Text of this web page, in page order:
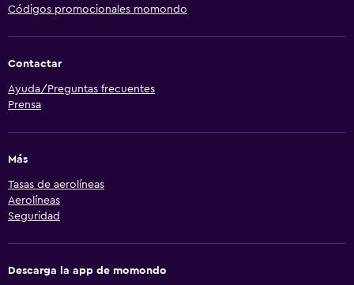
Códigos promocionales momondo
Contactar
Ayuda/Preguntas frecuentes
Prensa
Más
Tasas de aerolíneas
Aerolíneas
Seguridad
Descarga la app de momondo